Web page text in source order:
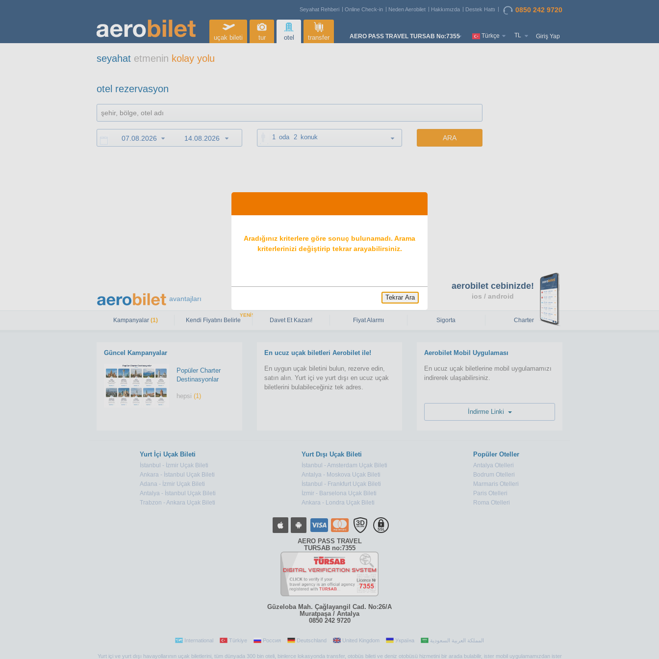
Seyahat Rehberi Online Check-in Neden Aerobilet Hakkımızda Destek Hattı 0850 242 9720
uçak bileti tur otel transfer AERO PASS TRAVEL TURSAB No:7355 Türkçe TL Giriş Yap
seyahat etmenin kolay yolu
otel rezervasyon
1 oda 2 konuk ARA
avantajları
Kampanyalar (1) Kendi Fiyatını Belirle
YENİ!
Davet Et Kazan! Fiyat Alarmı Sigorta Charter
Güncel Kampanyalar
Popüler Charter
Destinasyonlar
hepsi(1)
En ucuz uçak biletleri Aerobilet ile!
En uygun uçak biletini bulun, rezerve edin,
satın alın. Yurt içi ve yurt dışı en ucuz uçak
biletlerini bulabileceğiniz tek adres.
aerobilet cebinizde!
ios / android
Aerobilet Mobil Uygulaması
En ucuz uçak biletlerine mobil uygulamamızı
indirerek ulaşabilirsiniz.
Yurt İçi Uçak Bileti
İstanbul - İzmir Uçak Bileti
Ankara - İstanbul Uçak Bileti
Adana - İzmir Uçak Bileti
Antalya - İstanbul Uçak Bileti
Trabzon - Ankara Uçak Bileti
Yurt Dışı Uçak Bileti
İstanbul - Amsterdam Uçak Bileti
Antalya - Moskova Uçak Bileti
İstanbul - Frankfurt Uçak Bileti
İzmir - Barselona Uçak Bileti
Ankara - Londra Uçak Bileti
Popüler Oteller
Antalya Otelleri
Bodrum Otelleri
Marmaris Otelleri
Paris Otelleri
Roma Otelleri
AERO PASS TRAVEL
TURSAB no:7355
Güzeloba Mah. Çağlayangil Cad. No:26/A
Muratpaşa / Antalya
0850 242 9720
International Türkiye Россия Deutschland United Kingdom Україна
Yurt içi ve yurt dışı havayollarının uçak biletlerini, tüm dünyada 300 bin oteli, binlerce lokasyonda transfer, otobüs bileti ve deniz otobüsü hizmetini bir arada bulabilir, ister mobil uygulamamızdan ister
Aradığınız kriterlere göre sonuç bulunamadı. Arama
kriterlerinizi değiştirip tekrar arayabilirsiniz.
Tekrar Ara